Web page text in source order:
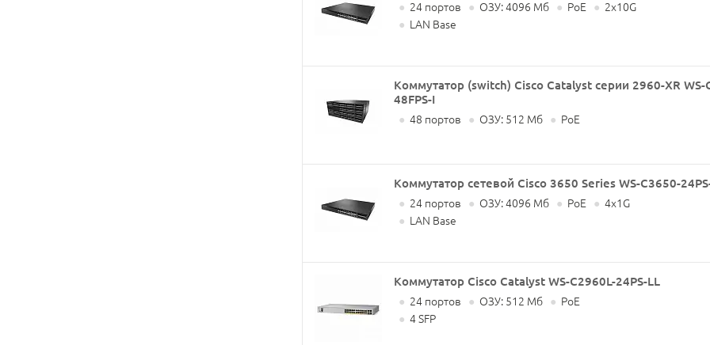
● 24 портов ● ОЗУ: 4096 Мб ● PoE ● 2x10G
● LAN Base
Коммутатор (switch) Cisco Catalyst серии 2960-XR WS-
48FPS-I
● 48 портов ● ОЗУ: 512 Мб ● PoE
Коммутатор сетевой Cisco 3650 Series WS-C3650-
● 24 портов ● ОЗУ: 4096 Мб ● PoE ● 4x1G
● LAN Base
Коммутатор Cisco Catalyst WS-C2960L-24PS-LL
● 24 портов ● ОЗУ: 512 Мб ● PoE
● 4 SFP